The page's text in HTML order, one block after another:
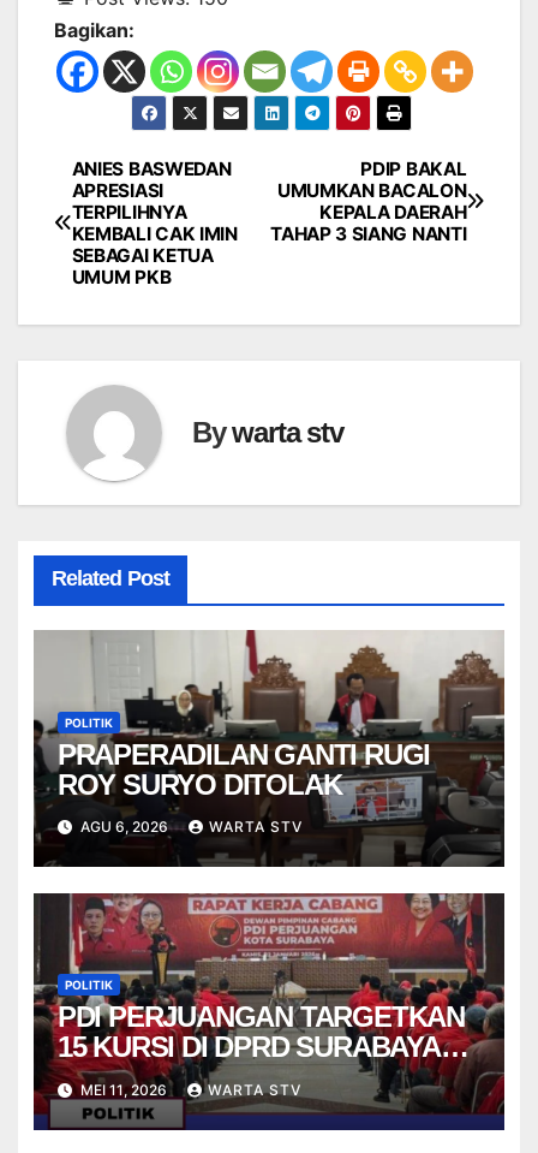
Bagikan:
Navigasi
pos
PDIP BAKAL
UMUMKAN BACALON
KEPALA DAERAH
TAHAP 3 SIANG NANTI
ANIES BASWEDAN
APRESIASI
TERPILIHNYA
KEMBALI CAK IMIN
SEBAGAI KETUA
UMUM PKB
Bywarta stv
Related Post
POLITIK
PRAPERADILAN GANTI RUGI
ROY SURYO DITOLAK
AGU 6, 2026 WARTA STV
POLITIK
PDI PERJUANGAN TARGETKAN
15 KURSI DI DPRD SURABAYA
PADA PEMILU 2029
MEI 11, 2026 WARTA STV